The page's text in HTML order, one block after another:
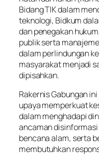
Bidang TIK dalam
teknologi, Bidkum
dan penegakan
publik serta
dalam perlindungan
masyarakat menjadi
dipisahkan.
Rakernis Gabungan
upaya memperkuat
dalam menghadapi
ancaman
bencana alam, serta
membutuhkan